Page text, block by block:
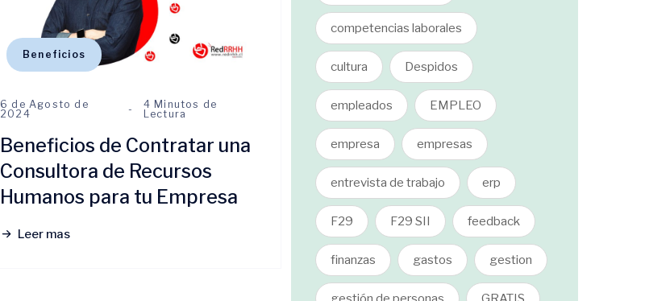
Beneficios
6 de Agosto de
2024
4 Minutos de
Lectura
Beneficios de Contratar una
Consultora de Recursos
Humanos para tu Empresa
Leer mas
competencias laborales
cultura Despidos
empleados EMPLEO
empresa empresas
entrevista de trabajo erp
F29 F29 SII feedback
finanzas gastos gestion